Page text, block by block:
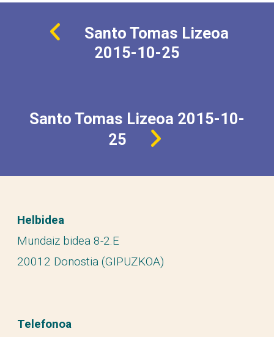
Santo Tomas Lizeoa
2015-10-25
Santo Tomas Lizeoa 2015-10-
25
Helbidea
Mundaiz bidea 8-2.E
20012 Donostia (GIPUZKOA)
Telefonoa